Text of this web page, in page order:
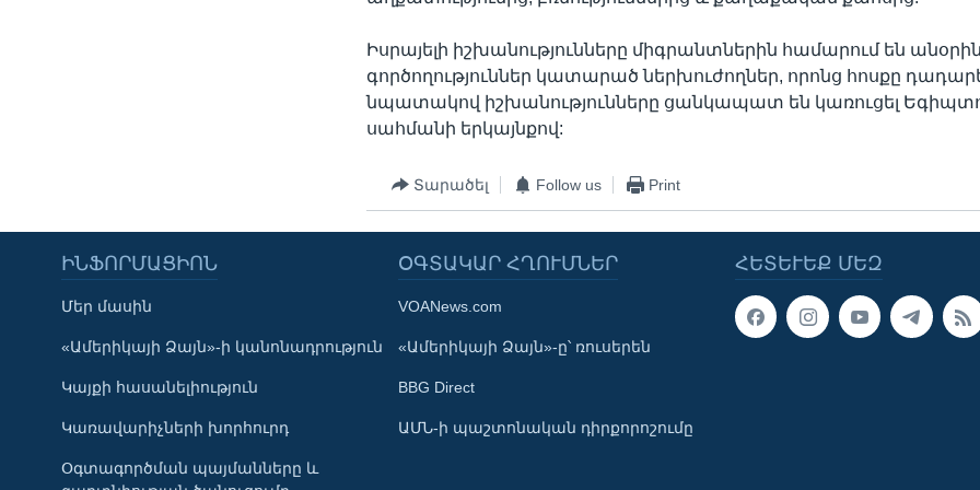
Learning English
ՀԵՏԵՒԵՔ ՄԵԶ
Իսրայելի իշխանությունները միգրանտներին համարում են
գործողություններ կատարած ներխուժողներ, որոնց հոսքը
նպատակով իշխանությունները ցանկապատ են կառուցել
սահմանի երկայնքով:
Տարածել Follow us Print
ՀԵՏԵՒԵՔ ՄԵԶ
ԻՆՖՈՐՄԱՑԻՈՆ
Մեր մասին
«Ամերիկայի Ձայն»-ի կանոնադրություն
Կայքի հասանելիություն
Կառավարիչների խորհուրդ
Օգտագործման պայմանները և
ՕԳՏԱԿԱՐ ՀՂՈՒՄՆԵՐ
VOANews.com
«Ամերիկայի Ձայն»-ը՝ ռուսերեն
BBG Direct
ԱՄՆ-ի պաշտոնական դիրքորոշումը